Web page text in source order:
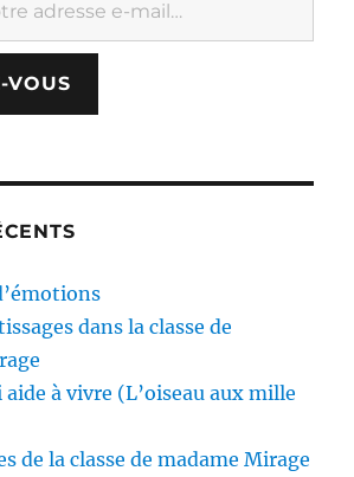
VOUS
dans la classe de
à vivre (L’oiseau aux mille
de la classe de madame Mirage